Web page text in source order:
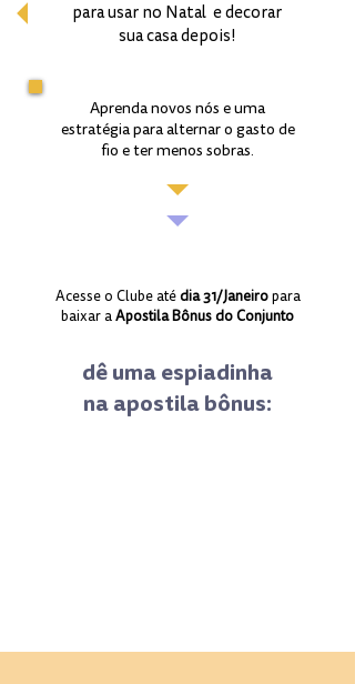
para usar no Natal e decorar
sua casa depois!
Aprenda novos nós e uma
estratégia para alternar o gasto de
fio e ter menos sobras.
Acesse o Clube atédia 31/Janeiropara
baixar aApostila Bônus do Conjunto
dê uma espiadinha
na apostila bônus: